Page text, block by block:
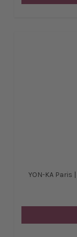
YON-KA Paris